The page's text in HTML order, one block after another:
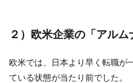
２）欧米企業の「アルム
欧米では、日本より早く転職が
ている状態が当たり前でした。